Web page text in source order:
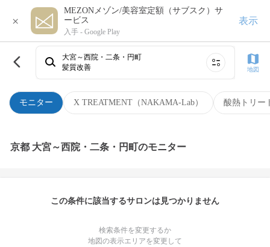
×
MEZONメゾン/美容室定額（サブスク）サ
ービス
入手 - Google Play
表示
モニター X TREATMENT（NAKAMA-Lab） 酸熱トリー
大宮～西院・二条・円町
髪質改善
地図
京都 大宮～西院・二条・円町のモニター
この条件に該当するサロンは見つかりません
検索条件を変更するか
地図の表示エリアを変更して